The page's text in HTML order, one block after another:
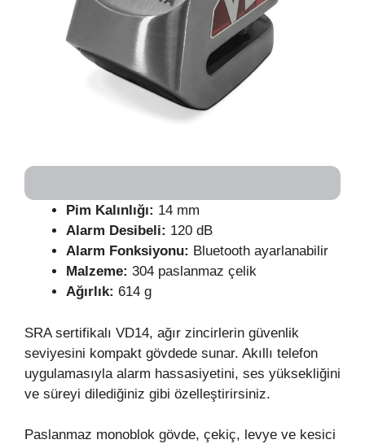
Pim Kalınlığı: 14 mm
Alarm Desibeli: 120 dB
Alarm Fonksiyonu: Bluetooth ayarlanabilir
Malzeme: 304 paslanmaz çelik
Ağırlık: 614 g
SRA sertifikalı VD14, ağır zincirlerin güvenlik
seviyesini kompakt gövdede sunar. Akıllı telefon
uygulamasıyla alarm hassasiyetini, ses yüksekliğini
ve süreyi dilediğiniz gibi özelleştirirsiniz.
Paslanmaz monoblok gövde, çekiç, levye ve kesici